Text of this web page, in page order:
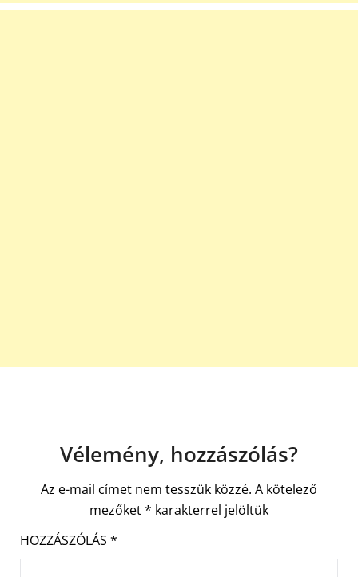
Vélemény, hozzászólás?
Az e-mail címet nem tesszük közzé. A kötelező
mezőket* karakterrel jelöltük
HOZZÁSZÓLÁS *